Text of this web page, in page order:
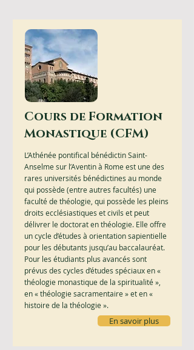
Cours de Formation
Monastique (CFM)
L’Athénée pontifical bénédictin Saint-
Anselme sur l’Aventin à Rome est une des
rares universités bénédictines au monde
qui possède (entre autres facultés) une
faculté de théologie, qui possède les pleins
droits ecclésiastiques et civils et peut
délivrer le doctorat en théologie. Elle offre
un cycle d’études à orientation sapientielle
pour les débutants jusqu’au baccalauréat.
Pour les étudiants plus avancés sont
prévus des cycles d’études spéciaux en «
théologie monastique de la spiritualité »,
en « théologie sacramentaire » et en «
histoire de la théologie ».
En savoir plus